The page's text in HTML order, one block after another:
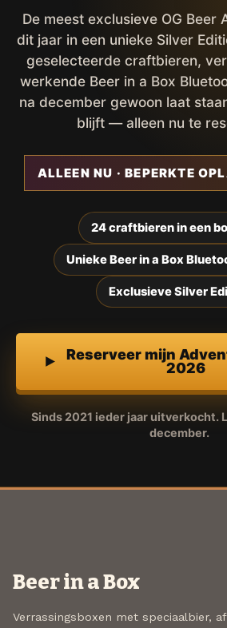
De meest exclusieve OG Beer
dit jaar in een unieke Silver
geselecteerde craftbieren,
werkende Beer in a Box
na december gewoon laat
blijft — alleen nu te
ALLEEN NU · BEPERKTE
24 craftbieren in een
Unieke Beer in a Box
Exclusieve Silver
Reserveer mijn
2026
Sinds 2021 ieder jaar uitverkocht.
december.
Beer in a Box
Verrassingsboxen met speciaalbier,